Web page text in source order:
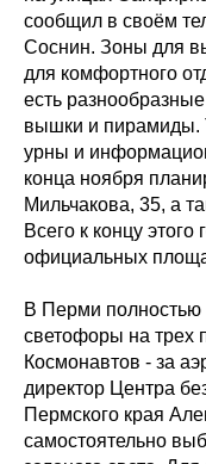
сообщил в своём
Соснин. Зоны для
для комфортного
есть
вышки и пирамиды.
урны и
конца ноября
Мильчакова, 35, а
Всего к концу этого
официальных
В Перми
светофоры на трех
Космонавтов - за
директор Центра
Пермского края
самостоятельно